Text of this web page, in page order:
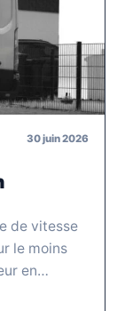
30 juin 2026
de vitesse
le moins
en…